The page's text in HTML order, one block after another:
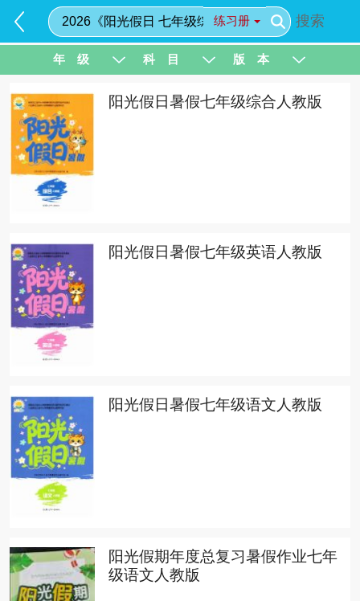
练习册 搜索
年 级 科 目 版 本
阳光假日暑假七年级综合人教版
阳光假日暑假七年级英语人教版
阳光假日暑假七年级语文人教版
阳光假期年度总复习暑假作业七年
级语文人教版